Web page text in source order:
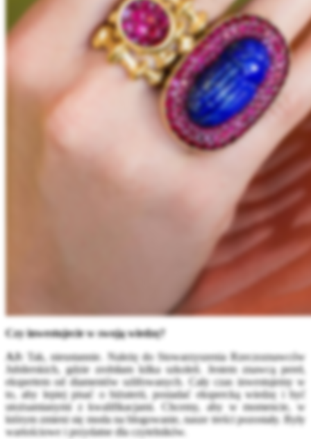
Czy inwestujecie w swoją wiedzę?
AJ:
Tak, nieustannie. Należę do Stowarzyszenia Rzeczoznawców
Jubilerskich, gdzie zrobiłam kilka szkoleń. Jestem znawcą pereł,
ekspertem od diamentów szlifowanych. Cały czas inwestujemy w
to, aby lepiej pisać o biżuterii, posiadać ekspercką wiedzę i być
utożsamianymi z kwalifikacjami. Chcemy, aby w momencie, w
którym zmieni się moda na blogowanie, nasze treści pozostały. Były
wartościowe i przydatne dla czytelników.